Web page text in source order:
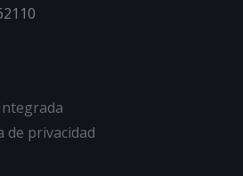
de privacidad